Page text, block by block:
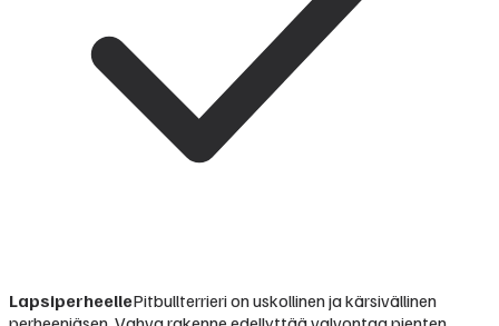
LapsiperheellePitbullterrieri on uskollinen ja kärsivällinen